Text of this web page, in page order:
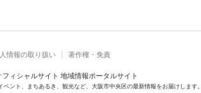
情報の取り扱い 著作権・免責
ィシャルサイト 地域情報ポータルサイト
ント、まちあるき、観光など、大阪市中央区の最新情報をお届けします。